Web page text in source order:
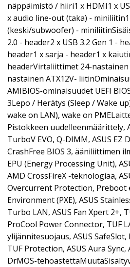
näppäimistö / hiiri1 x HDMI1 x
x audio line-out (taka) -
(keski/subwoofer) -
2.0 - header2 x USB 3.2 Gen 1 -
header1 x sarja - header1 x
headerVirtaliittimet 24-
nastainen ATX12V-
AMIBIOS-ominaisuudet UEFI
3Lepo / Herätys (Sleep / Wake
wake on LAN), wake on
Pistokkeen uudelleenmäärittely,
TurboV EVO, Q-DIMM, ASUS EZ
CrashFree BIOS 3, ääniliittimen
EPU (Energy Processing Unit),
AMD CrossFireX -teknologiaa,
Overcurrent Protection, Preboot
Environment (PXE), ASUS
Turbo LAN, ASUS Fan Xpert 2+,
ProCool Power Connector, TUF
ylijännitesuojaus, ASUS SafeSlot,
TUF Protection, ASUS Aura
DrMOS-